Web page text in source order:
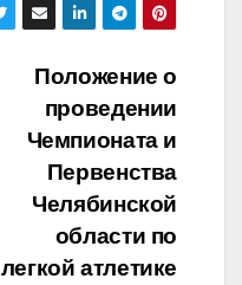
Положение о
проведении
Чемпионата и
Первенства
Челябинской
области по
легкой атлетике